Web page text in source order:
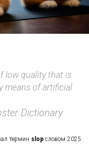
low quality that is
means of artificial
Diсtionary
термин slopсловом 2025